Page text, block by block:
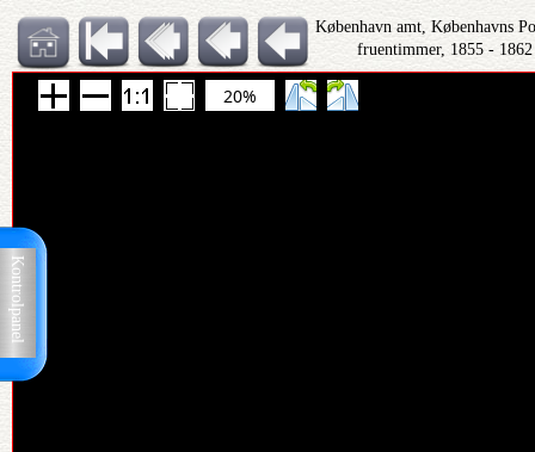
Kontrolpanel
København amt, Københavns
fruentimmer, 1855 -
20%